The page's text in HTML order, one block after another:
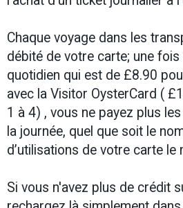
Chaque voyage dans les
débité de votre carte; une
quotidien qui est de £8.90
avec la Visitor OysterCard (
1 à 4) , vous ne payez plus
la journée, quel que soit le
d’utilisations de votre carte le
Si vous n'avez plus de crédit